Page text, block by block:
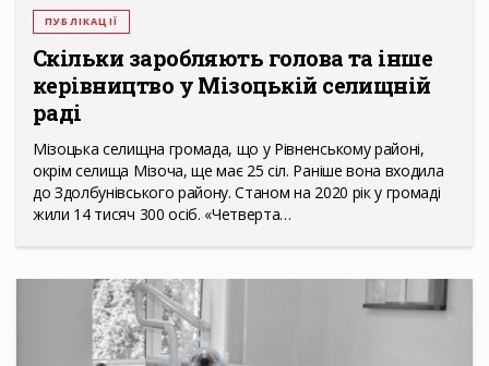
ПУБЛІКАЦІЇ
Скільки заробляють голова та інше
керівництво у Мізоцькій селищній
раді
Мізоцька селищна громада, що у Рівненському районі,
окрім селища Мізоча, ще має 25 сіл. Раніше вона входила
до Здолбунівського району. Станом на 2020 рік у громаді
жили 14 тисяч 300 осіб. «Четверта…